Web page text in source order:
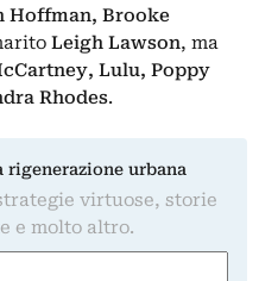
Hoffman, Brooke
Leigh Lawson, ma
, Lulu, Poppy
Rhodes.
urbana
virtuose, storie
e molto altro.